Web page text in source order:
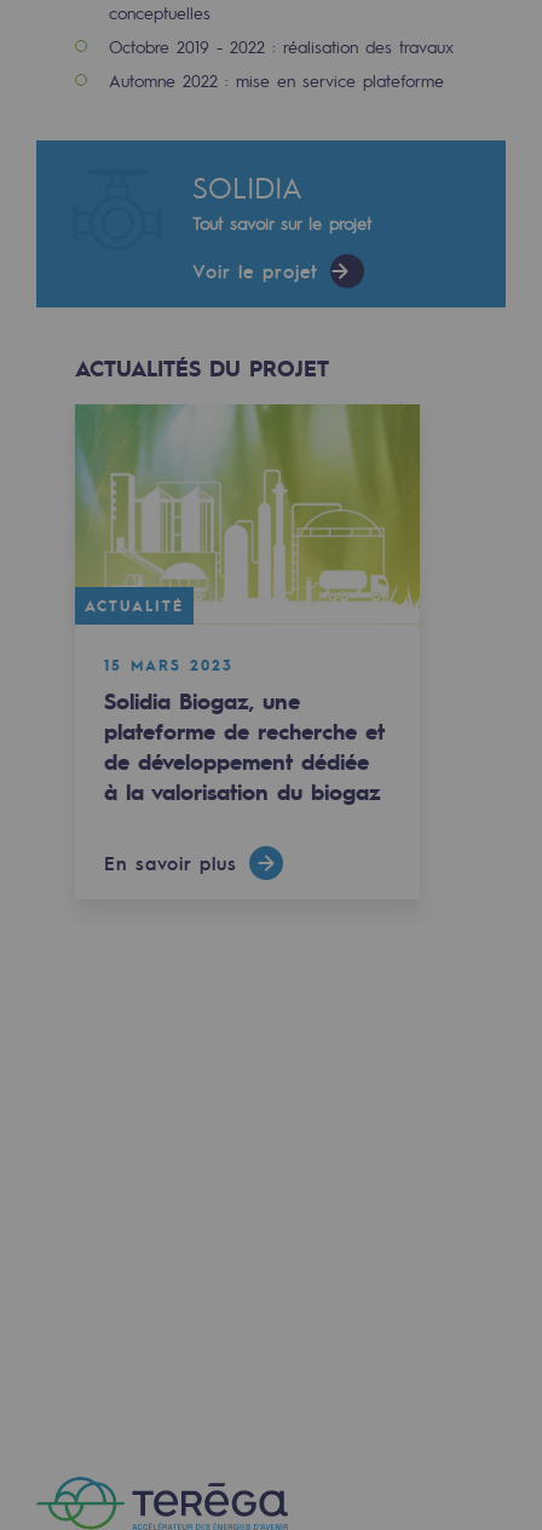
CCUS Objectif Zéro CO2
Objectif Biométhane
Acteur engagé
Acteur engagé
Ambition RSE
Responsabilité environnementale
BE POSITIF, le programme de
Décarbonation : une priorité
Limitation des émissions atmosphériques
Gestion de l'énergie
Préservation de la biodiversité
Gestion des impacts
Responsabilité sociale et territoriale
Responsabilité sociale et
Energiz Mouv
PARI 2035, le programme de sécurité
conceptuelles
Octobre 2019 - 2022 : réalisation des travaux
Automne 2022 : mise en service plateforme
SOLIDIA
Tout savoir sur le projet
Voir le projet
ACTUALITÉS DU PROJET
ACTUALITÉ
15 MARS 2023
Solidia Biogaz, une
plateforme de recherche et
de développement dédiée
à la valorisation du biogaz
En savoir plus